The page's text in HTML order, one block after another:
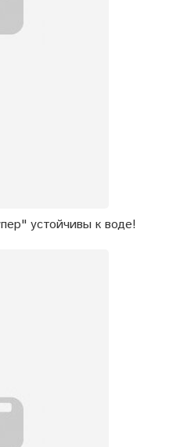
устойчивы к воде!